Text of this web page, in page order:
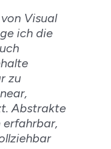
Visual
ich die
zu
Abstrakte
erfahrbar,